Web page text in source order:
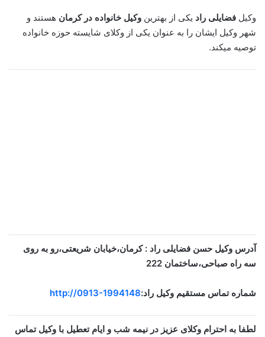
وکیل فضایلی راد یکی از بهترین وکیل خانواده در کرمان هستند و
شهر وکیل ایشان را به عنوان یکی از وکلای شایسته حوزه خانواده
توصیه میکند.
آدرس وکیل حسن فضایلی راد : کرمان،خیابان شریعتی،رو به روی
سه راه صباحی،ساختمان 222
شماره تماس مستقیم وکیل راد:http://0913-1994148
لطفا به احترام وکلای عزیز در نیمه شب و ایام تعطیل با وکیل تماس